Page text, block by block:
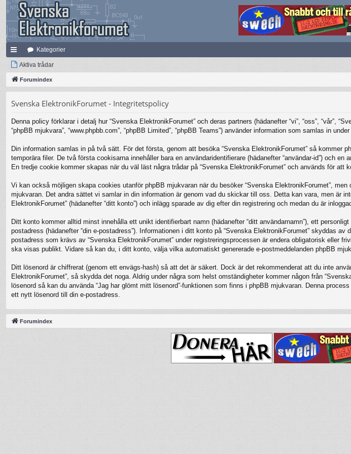
na
bb
ar
Kategorier
Aktiva trådar
Forumindex
Svenska ElektronikForumet - Integritetspolicy
Denna policy förklarar i detalj hur “Svenska ElektronikForumet” och deras partners (hädanefter “vi”, “oss”, “vår”,
“phpBB mjukvara”, “www.phpbb.com”, “phpBB Limited”, “phpBB Teams”) använder information som samlas in
Din information samlas in på två sätt. För det första, genom att besöka “Svenska ElektronikForumet” så
temporära filer. De två första cookisarna innehåller bara en användaridentifierare (hädanefter “användar-id”) och
En tredje cookie kommer skapas när du väl läst några trådar på “Svenska ElektronikForumet” och används för
Vi kan också möjligen skapa cookies utanför phpBB mjukvaran när du besöker “Svenska ElektronikForumet”,
mjukvaran. Det andra sättet vi samlar in din information är genom vad du skickar till oss. Detta kan vara, men är
ElektronikForumet” (hädanefter “ditt konto”) och inlägg sparade av dig efter din registrering och medan du är
Ditt konto kommer alltid minst innehålla ett unikt identifierbart namn (hädanefter “ditt användarnamn”), ett
postadress (hädanefter “din e-postadress”). Informationen i ditt konto på “Svenska ElektronikForumet” skyddas
postadress som krävs av “Svenska ElektronikForumet” under registreringsprocessen är endera obligatorisk eller
ska visas publikt. Vidare så kan du, i ditt konto, välja vilka automatiskt genererade e-postmeddelanden phpBB
Ditt lösenord är chiffrerat (genom ett envägs-hash) så att det är säkert. Dock är det rekommenderat att du inte
ElektronikForumet”, så skydda det noga. Aldrig under några som helst omständigheter kommer någon från
lösenord så kan du använda “Jag har glömt mitt lösenord”-funktionen som finns i phpBB mjukvaran. Denna
ett nytt lösenord till din e-postadress.
Forumindex